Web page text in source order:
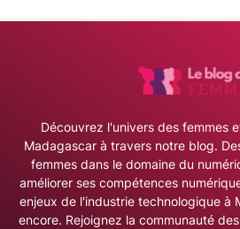
Découvrez l'univers des femmes
Madagascar à travers notre blog.
femmes dans le domaine du
améliorer ses compétences
enjeux de l'industrie technologique à
encore. Rejoignez la communauté